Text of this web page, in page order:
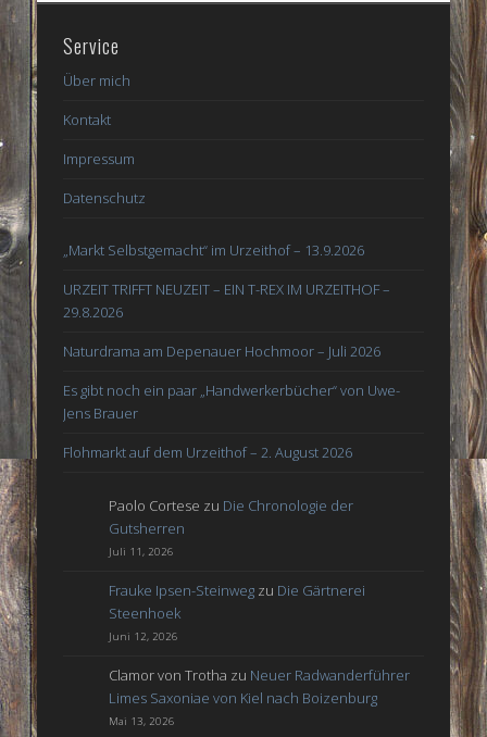
Service
Über mich
Kontakt
Impressum
Datenschutz
„Markt Selbstgemacht“ im Urzeithof – 13.9.2026
URZEIT TRIFFT NEUZEIT – EIN T-REX IM URZEITHOF –
29.8.2026
Naturdrama am Depenauer Hochmoor – Juli 2026
Es gibt noch ein paar „Handwerkerbücher“ von Uwe-
Jens Brauer
Flohmarkt auf dem Urzeithof – 2. August 2026
Paolo Cortese zu Die Chronologie der
Gutsherren
Juli 11, 2026
Frauke Ipsen-Steinweg zu Die Gärtnerei
Steenhoek
Juni 12, 2026
Clamor von Trotha zu Neuer Radwanderführer
Limes Saxoniae von Kiel nach Boizenburg
Mai 13, 2026